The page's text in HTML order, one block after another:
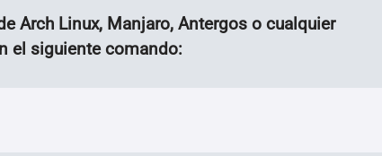
Arch Linux, Manjaro, Antergos o cualquier
el siguiente comando: